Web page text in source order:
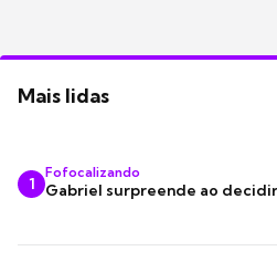
Mais lidas
1
Fofocalizando
Gabriel surpreende ao